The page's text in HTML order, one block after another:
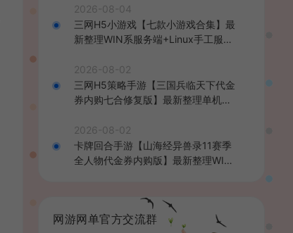
2026-08-04
三网H5小游戏【七款小游戏合集】最
新整理WIN系服务端+Linux手工服务
2026-08-02
三网H5策略手游【三国兵临天下代金
券内购七合修复版】最新整理单机一
理后台+GM授权后台+简易安卓客户
端+详细搭建教程+视频教程
2026-08-02
卡牌回合手游【山海经异兽录11赛季
全人物代金券内购版】最新整理WIN
网游网单官方交流群